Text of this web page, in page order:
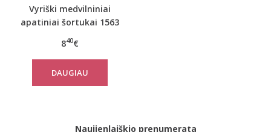
Vyriški medvilniniai
apatiniai šortukai 1563
840€
DAUGIAU
Naujienlaiškio prenumerata